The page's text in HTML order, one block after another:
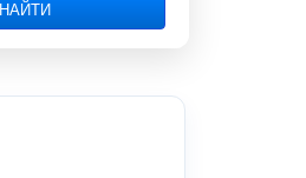
НАЙТИ